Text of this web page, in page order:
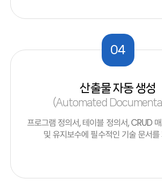
04
산출물 자동 생성
(Automated
프로그램 정의서, 테이블 정의서, CRUD
및 유지보수에 필수적인 기술 문서를